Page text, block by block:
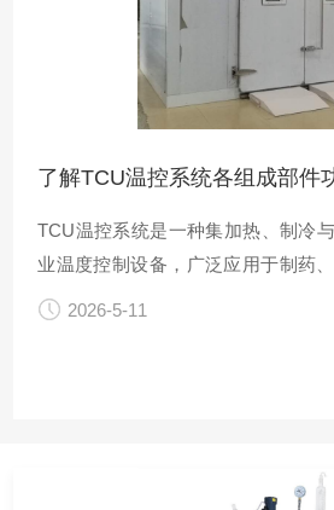
TCU温控系统是一种集加热、制冷
业温度控制设备，广泛应用于制药
域。其稳定运行依赖于多个功能模块
2026-5-11